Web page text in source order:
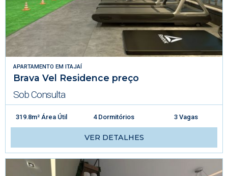
APARTAMENTO EM ITAJAÍ
Brava Vel Residence preço
Sob Consulta
319.8m² Área Útil 4 Dormitórios 3 Vagas
VER DETALHES